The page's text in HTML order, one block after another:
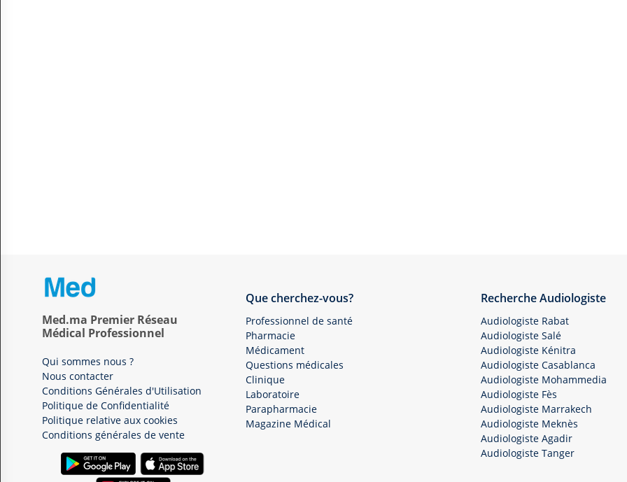
Med.ma Premier Réseau
Médical Professionnel
Qui sommes nous ?
Nous contacter
Conditions Générales d'Utilisation
Politique de Confidentialité
Politique relative aux cookies
Conditions générales de vente
Que cherchez-vous?
Professionnel de santé
Pharmacie
Médicament
Questions médicales
Clinique
Laboratoire
Parapharmacie
Magazine Médical
Recherche Audiologiste
Audiologiste Rabat
Audiologiste Salé
Audiologiste Kénitra
Audiologiste Casablanca
Audiologiste Mohammedia
Audiologiste Fès
Audiologiste Marrakech
Audiologiste Meknès
Audiologiste Agadir
Audiologiste Tanger